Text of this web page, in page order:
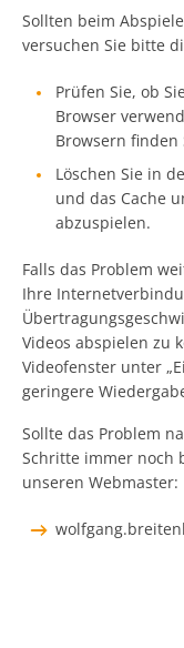
Sollten beim
versuchen Sie bitte
Prüfen Sie, ob
Browser
Browsern
Löschen Sie in
und das Cache
abzuspielen.
Falls das Problem
Ihre
Videos abspielen zu
Videofenster unter
geringere
Sollte das Problem
Schritte immer noch
unseren Webmaster: